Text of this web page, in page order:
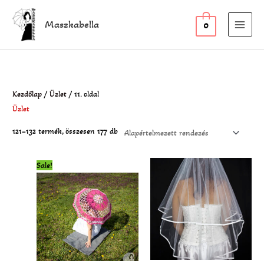
content
Maszkabella 0
Kezdőlap /Üzlet / 11. oldal
Üzlet
121–132 termék, összesen 177 db
Sale!
price
was:
24
900 Ft.
price
is:
18
900 Ft.